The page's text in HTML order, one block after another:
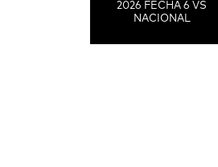
2026 FECHA 6 VS
NACIONAL